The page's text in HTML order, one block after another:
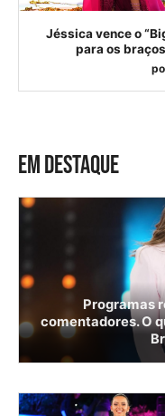
Jéssica vence o
para os
EM DESTAQUE
Programas
comentadores. O